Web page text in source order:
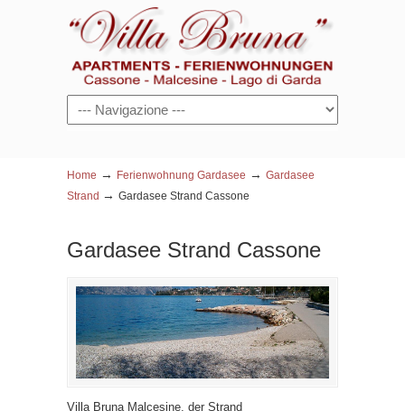
Navigazione
Home → Ferienwohnung Gardasee → Gardasee
Strand → Gardasee Strand Cassone
Gardasee Strand Cassone
Villa Bruna Malcesine, der Strand